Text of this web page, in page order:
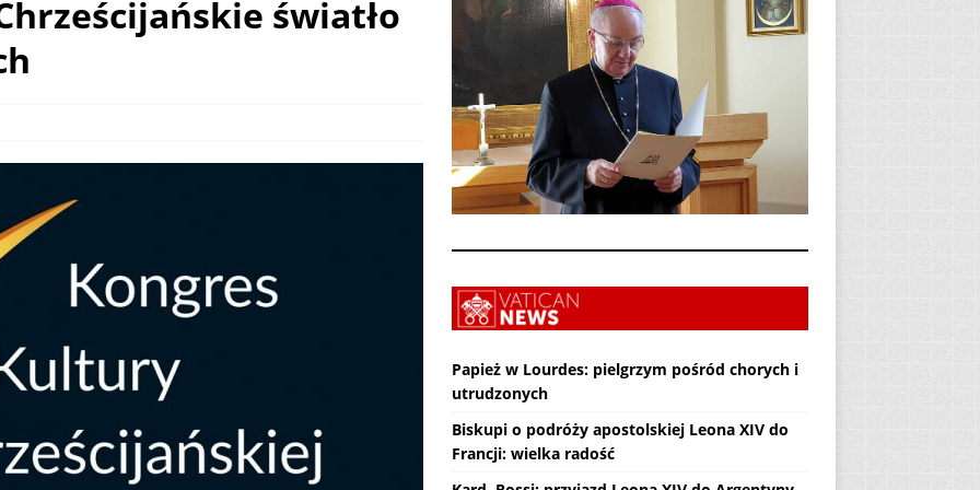
Nekrologi: śp. Jerzy Gasperski
światło
Papież w Lourdes: pielgrzym pośród chorych i
utrudzonych
Biskupi o podróży apostolskiej Leona XIV do
Francji: wielka radość